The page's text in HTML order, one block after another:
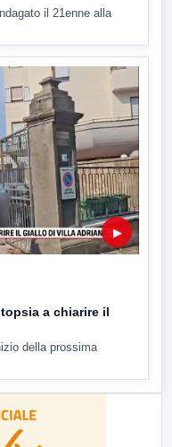
il 21enne alla
▶
a chiarire il
della prossima